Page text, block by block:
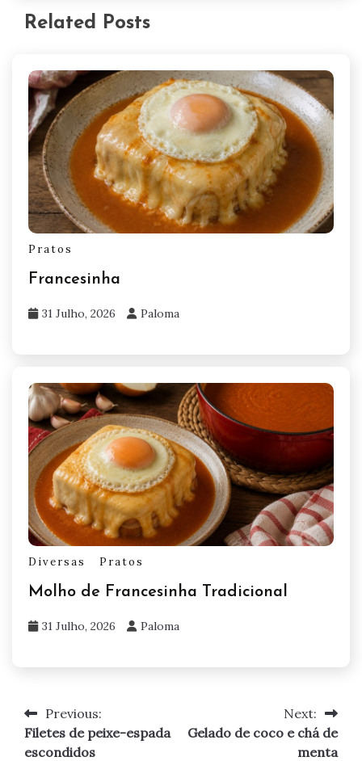
Related Posts
Pratos
Francesinha
31 Julho, 2026 Paloma
Diversas Pratos
Molho de Francesinha Tradicional
31 Julho, 2026 Paloma
Navegação
de
Previous:
Filetes de peixe-espada
escondidos
Next:
Gelado de coco e chá de
menta